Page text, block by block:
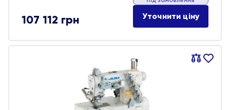
107 112 грн Уточнити ціну
Порівняти
В